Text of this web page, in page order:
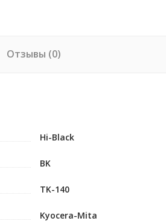
Отзывы (0)
Hi-Black
BK
TK-140
Kyocera-Mita